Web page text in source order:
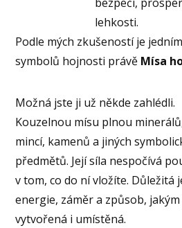
lehkosti.
Podle mých zkušeností je
symbolů hojnosti právě Mísa
Možná jste ji už někde zahlédli.
Kouzelnou mísu plnou
mincí, kamenů a jiných
předmětů. Její síla nespočívá
v tom, co do ní vložíte. Důležitá
energie, záměr a způsob, jakým
vytvořená i umístěná.